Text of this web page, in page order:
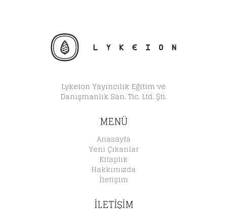
Lykeion Yayıncılık Eğitim ve
Danışmanlık San. Tic. Ltd. Şti.
MENÜ
Anasayfa
Yeni Çıkanlar
Kitaplık
Hakkımızda
İletişim
İLETİŞİM